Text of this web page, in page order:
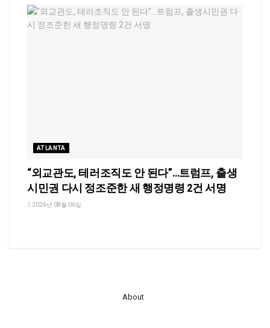
ATLANTA
“외교관도, 테러조직도 안 된다”…트럼프, 출생
시민권 다시 정조준한 새 행정명령 2건 서명
2026년 08월 06일
About